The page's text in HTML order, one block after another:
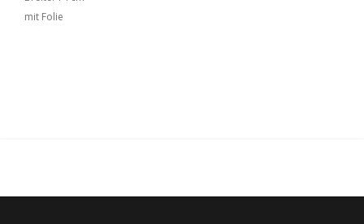
mit Folie